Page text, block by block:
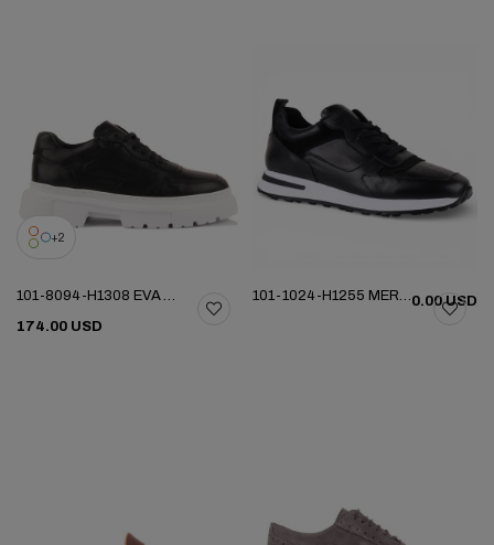
2
101-8094-H1308 EVA YENI SEZON AYK
174.00 USD
101-1024-H1255 MERDANE AYAKKABI0.00 USD